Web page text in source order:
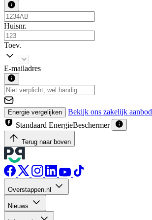
Huisnr.
Toev.
E-mailadres
Energie vergelijken
Bekijk ons zakelijk aanbod
Standaard EnergieBeschermer
Terug naar boven
Overstappen.nl
Nieuws